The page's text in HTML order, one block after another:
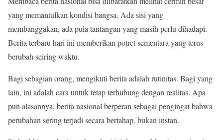
yang memantulkan kondisi bangsa. Ada sisi yang
membanggakan, ada pula tantangan yang masih perlu dihadapi.
Berita terbaru hari ini memberikan potret sementara yang terus
berubah seiring waktu.
Bagi sebagian orang, mengikuti berita adalah rutinitas. Bagi yang
lain, ini adalah cara untuk tetap terhubung dengan realitas. Apa
pun alasannya, berita nasional berperan sebagai pengingat bahwa
perubahan sering terjadi secara bertahap, bukan instan.